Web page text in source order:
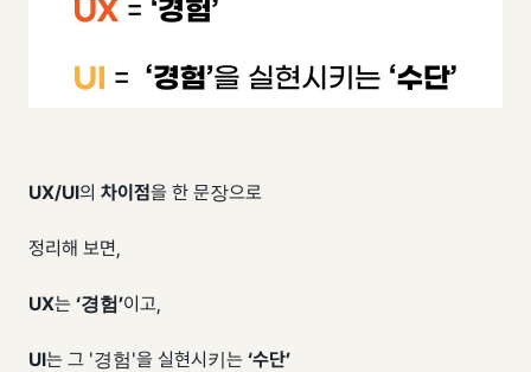
UX/UI의 차이점을 한 문장으로
정리해 보면,
UX는 ‘경험’이고,
UI는 그 '경험'을 실현시키는 ‘수단’